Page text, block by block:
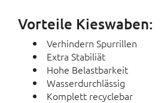
Vorteile Kieswaben:
Verhindern Spurrillen
Extra Stabiliät
Hohe Belastbarkeit
Wasserdurchlässig
Komplett recyclebar